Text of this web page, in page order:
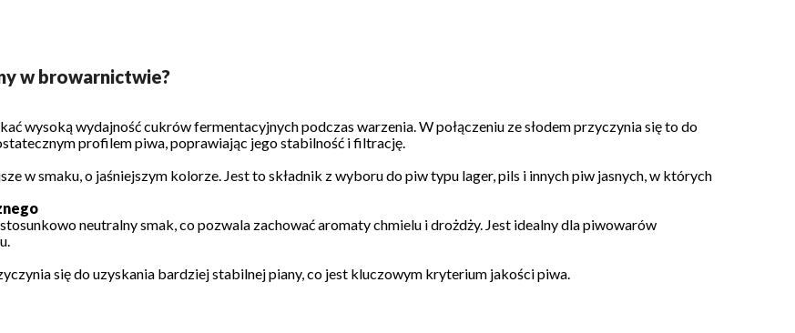
w browarnictwie?
wysoką wydajność cukrów fermentacyjnych podczas warzenia. W połączeniu ze słodem przyczynia się to do
profilem piwa, poprawiając jego stabilność i filtrację.
w smaku, o jaśniejszym kolorze. Jest to składnik z wyboru do piw typu lager, pils i innych piw jasnych, w których
neutralny smak, co pozwala zachować aromaty chmielu i drożdży. Jest idealny dla piwowarów
się do uzyskania bardziej stabilnej piany, co jest kluczowym kryterium jakości piwa.